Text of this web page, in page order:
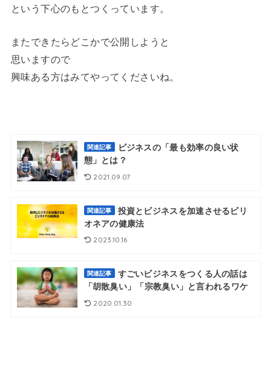
という下心のもとつくっています。
またできたらどこかで公開しようと
思いますので
興味ある方はみてやってくださいね。
関連記事
ビジネスの「最も効率の良い状
態」とは？
2021.09.07
関連記事
投資とビジネスを加速させるビリ
オネアの健康法
2023.10.16
関連記事
すごいビジネスをつくる人の話は
「胡散臭い」「宗教臭い」と言われるワケ
2020.01.30